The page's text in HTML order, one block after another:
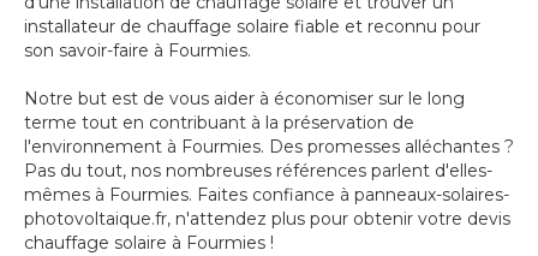
installateur de chauffage solaire fiable et reconnu pour
son savoir-faire à Fourmies.
Notre but est de vous aider à économiser sur le long
terme tout en contribuant à la préservation de
l'environnement à Fourmies. Des promesses alléchantes ?
Pas du tout, nos nombreuses références parlent d'elles-
mêmes à Fourmies. Faites confiance à panneaux-solaires-
photovoltaique.fr, n'attendez plus pour obtenir votre devis
chauffage solaire à Fourmies !